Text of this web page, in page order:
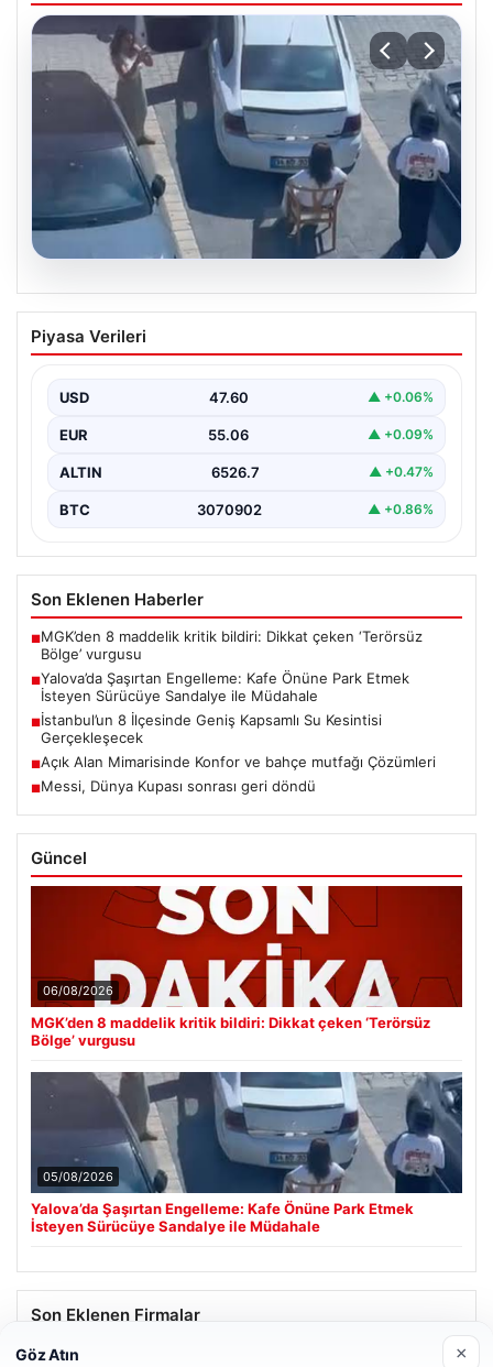
Yalova’da Şaşırtan Engelleme: Kafe
Önüne Park Etmek İsteyen Sürücüye
Yalova’da yaşanan sıra dışı bir olay, gündeme damgasını
Piyasa Verileri
USD 47.60 ▲ +0.06%
EUR 55.06 ▲ +0.09%
ALTIN 6526.7 ▲ +0.47%
BTC 3070902 ▲ +0.86%
Son Eklenen Haberler
■MGK’den 8 maddelik kritik bildiri: Dikkat çeken ‘Terörsüz
Bölge’ vurgusu
■Yalova’da Şaşırtan Engelleme: Kafe Önüne Park Etmek
İsteyen Sürücüye Sandalye ile Müdahale
■İstanbul’un 8 İlçesinde Geniş Kapsamlı Su Kesintisi
Gerçekleşecek
■Açık Alan Mimarisinde Konfor ve bahçe mutfağı Çözümleri
■Messi, Dünya Kupası sonrası geri döndü
Güncel
06/08/2026
MGK’den 8 maddelik kritik bildiri: Dikkat çeken ‘Terörsüz
Bölge’ vurgusu
05/08/2026
Yalova’da Şaşırtan Engelleme: Kafe Önüne Park Etmek
İsteyen Sürücüye Sandalye ile Müdahale
Son Eklenen Firmalar
Göz Atın ×